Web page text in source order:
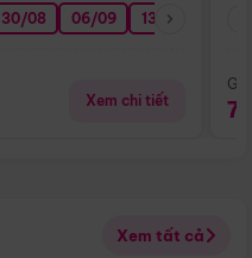
30/08 06/09 13/09
Xem chi tiết
Xem tất cả
Điểm nổi bật